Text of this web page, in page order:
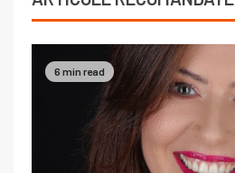
6 min read